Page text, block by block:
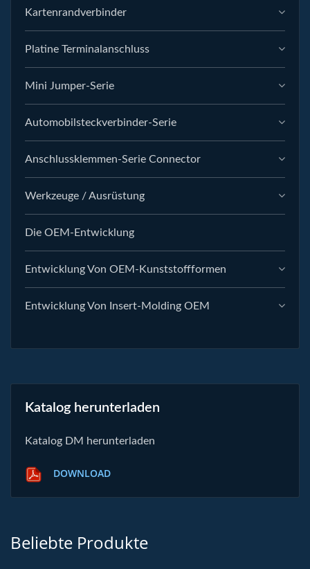
Kartenrandverbinder
Platine Terminalanschluss
Mini Jumper-Serie
Automobilsteckverbinder-Serie
Anschlussklemmen-Serie Connector
Werkzeuge / Ausrüstung
Die OEM-Entwicklung
Entwicklung Von OEM-Kunststoffformen
Entwicklung Von Insert-Molding OEM
Katalog herunterladen
Katalog DM herunterladen
DOWNLOAD
Beliebte Produkte